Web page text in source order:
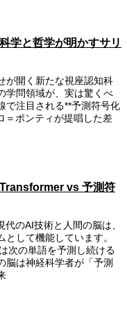
学と哲学が明かすサリ
が開く新たな視座認知科
問領域が、実は驚くべ
で注目される**予測符号化
＝ポンティが提唱した差
vs 予測符
のAI技術と人間の脳は、
して機能しています。
次の単語を予測し続ける
脳は神経科学者が「予測